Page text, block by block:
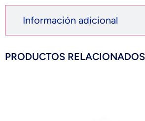
Información adicional
PRODUCTOS RELACIONADOS